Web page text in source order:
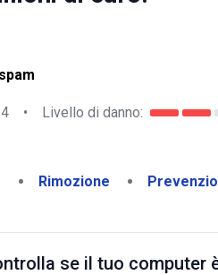
• Livello di danno:
Rimozione
se il tuo computer